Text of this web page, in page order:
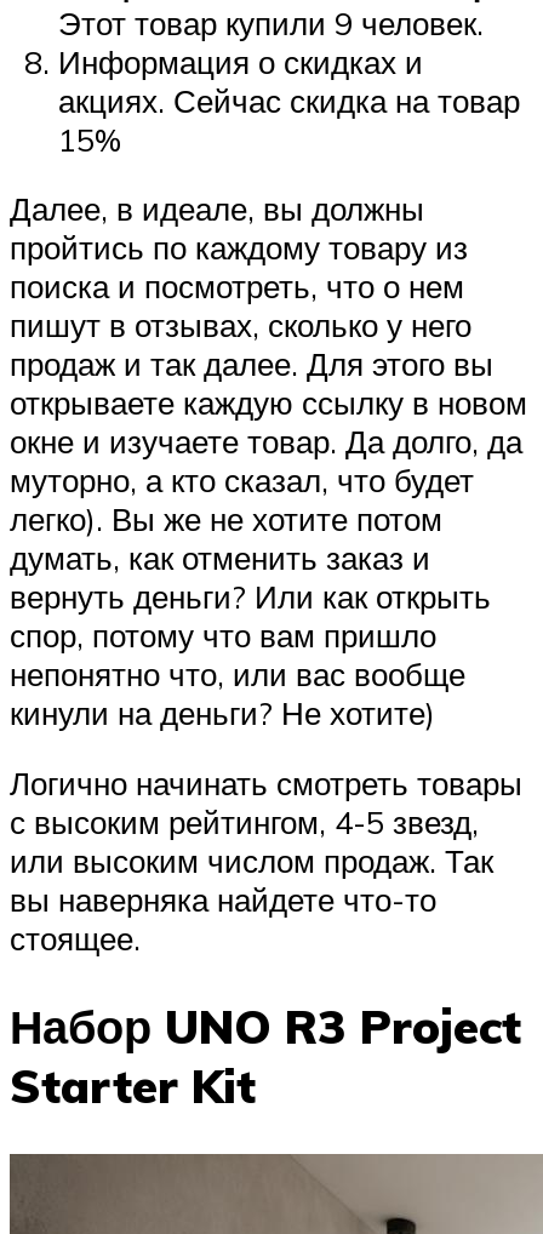
Этот товар купили 9 человек.
Информация о скидках и
акциях. Сейчас скидка на товар
15%
Далее, в идеале, вы должны
пройтись по каждому товару из
поиска и посмотреть, что о нем
пишут в отзывах, сколько у него
продаж и так далее. Для этого вы
открываете каждую ссылку в новом
окне и изучаете товар. Да долго, да
муторно, а кто сказал, что будет
легко). Вы же не хотите потом
думать, как отменить заказ и
вернуть деньги? Или как открыть
спор, потому что вам пришло
непонятно что, или вас вообще
кинули на деньги? Не хотите)
Логично начинать смотреть товары
с высоким рейтингом, 4-5 звезд,
или высоким числом продаж. Так
вы наверняка найдете что-то
стоящее.
Набор UNO R3 Project
Starter Kit